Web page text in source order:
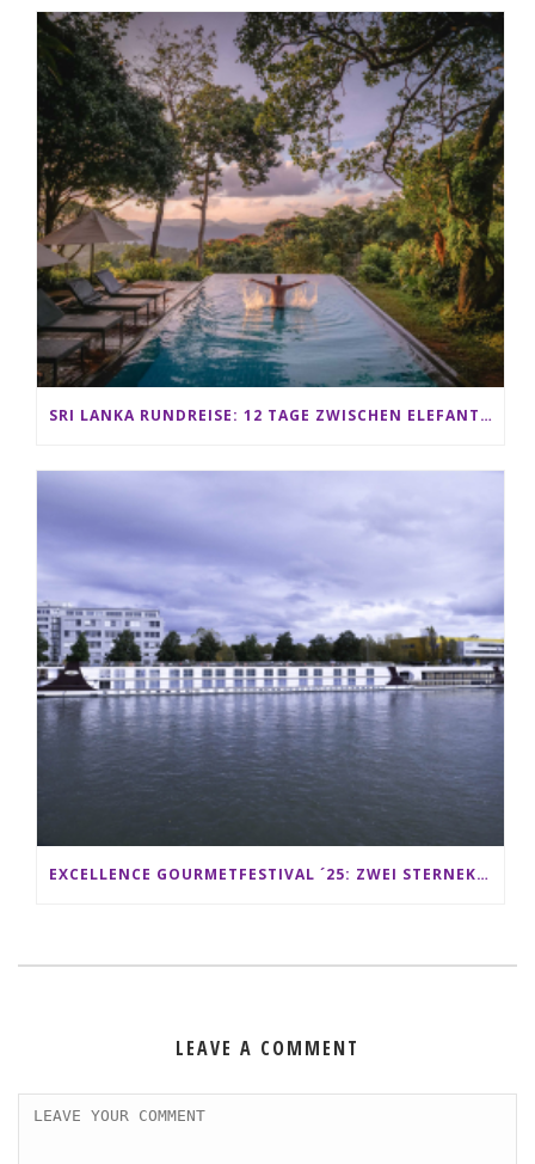
SRI LANKA RUNDREISE: 12 TAGE ZWISCHEN ELEFANTEN, TEEPLANTAGEN & STRAND ALS FAMILIE
EXCELLENCE GOURMETFESTIVAL ´25: ZWEI STERNEKÖCHE ANTONIO GUIDA & DARIO MORESCO VERWÖHNEN IHRE GÄSTE AUF EINER LUXERIÖSEN SCHIFFSREISE
LEAVE A COMMENT